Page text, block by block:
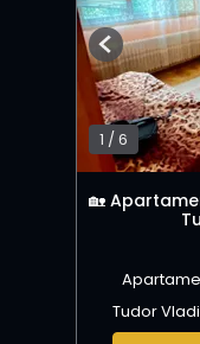
1 /6
Previous
🏡
Tudor